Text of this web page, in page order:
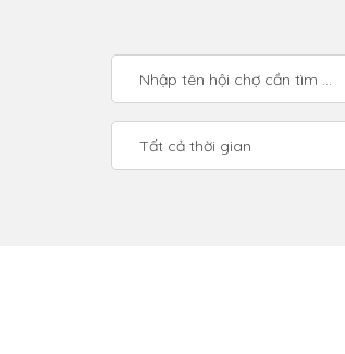
Tất cả thời gian